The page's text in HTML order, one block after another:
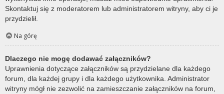
Skontaktuj się z moderatorem lub administratorem witryny, aby ci je
przydzielił.
Na górę
Dlaczego nie mogę dodawać załączników?
Uprawnienia dotyczące załączników są przydzielane dla każdego
forum, dla każdej grupy i dla każdego użytkownika. Administrator
witryny mógł nie zezwolić na zamieszczanie załączników na forum,